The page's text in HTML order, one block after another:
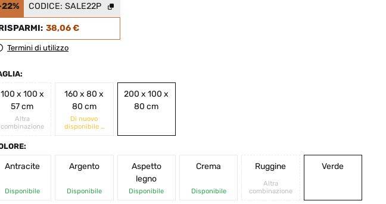
CODICE: SALE22P
38,06 €
Termini di utilizzo
100 x 100 x
57 cm
Altra
combinazione
160 x 80 x
80 cm
Di nuovo
disponibile a
200 x 100 x
80 cm
Antracite
Disponibile
Argento
Disponibile
Aspetto
legno
Disponibile
Crema
Disponibile
Ruggine
Altra
combinazione
Verde